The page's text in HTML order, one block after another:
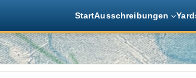
StartAusschreibungen